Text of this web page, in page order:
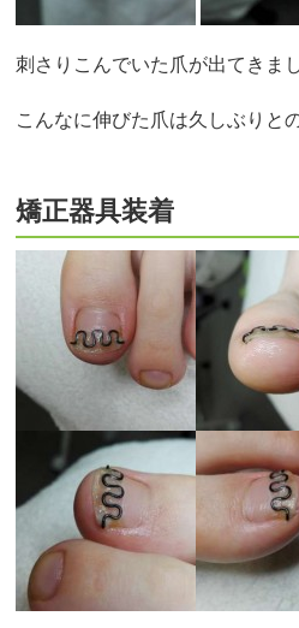
刺さりこんでいた爪が出てきま
こんなに伸びた爪は久しぶりと
矯正器具装着